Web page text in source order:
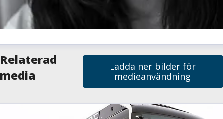
Sjölund
Pressansvarig
073-020 70 64
Relaterad
media
Ladda ner bilder för
medieanvändning